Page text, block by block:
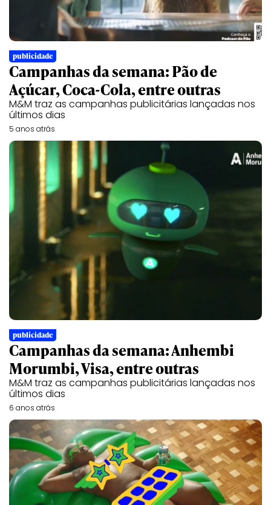
publicidade
Campanhas da semana: Pão de
Açúcar, Coca-Cola, entre outras
M&M traz as campanhas publicitárias lançadas nos
últimos dias
5 anos atrás
publicidade
Campanhas da semana: Anhembi
Morumbi, Visa, entre outras
M&M traz as campanhas publicitárias lançadas nos
últimos dias
6 anos atrás